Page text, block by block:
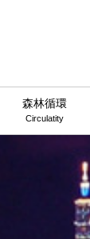
森林循環
Circulatity